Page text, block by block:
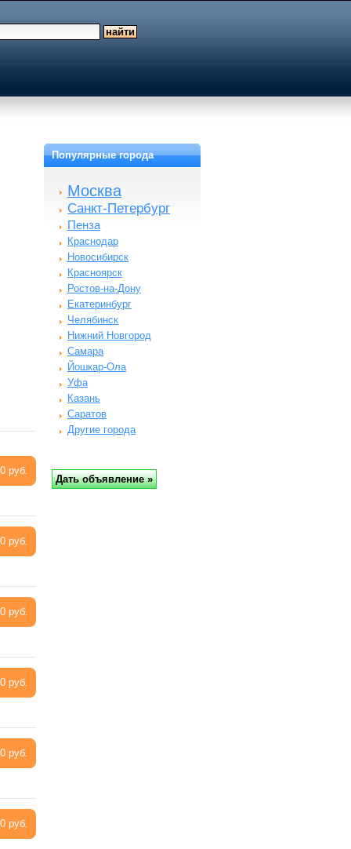
руб.
руб.
руб.
руб.
руб.
руб.
Популярные города
Москва
Санкт-Петербург
Пенза
Краснодар
Новосибирск
Красноярск
Ростов-на-Дону
Екатеринбург
Челябинск
Нижний Новгород
Самара
Йошкар-Ола
Уфа
Казань
Саратов
Другие города